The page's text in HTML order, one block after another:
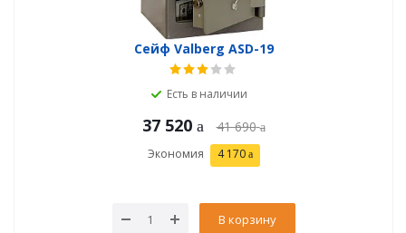
Сейф Valberg ASD-19
Есть в наличии
37 520 41 690
Экономия 4 170
В корзину